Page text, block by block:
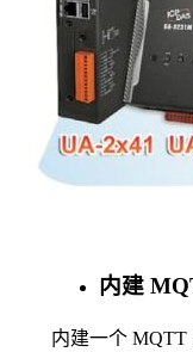
内建
内建一个 MQTT